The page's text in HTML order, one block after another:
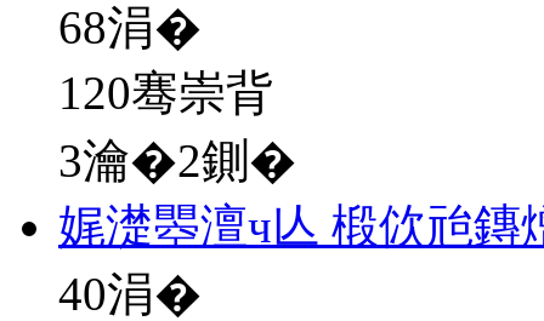
68涓�
120骞崇背
3瀹�2鍘�
娓濋瞾澶ч亾 椴佽兘鏄
40涓�